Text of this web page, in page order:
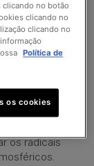
de
entanto,
só
livres até
os radicais
clicando no botão
clicando no
clicando no
Política de
os cookies